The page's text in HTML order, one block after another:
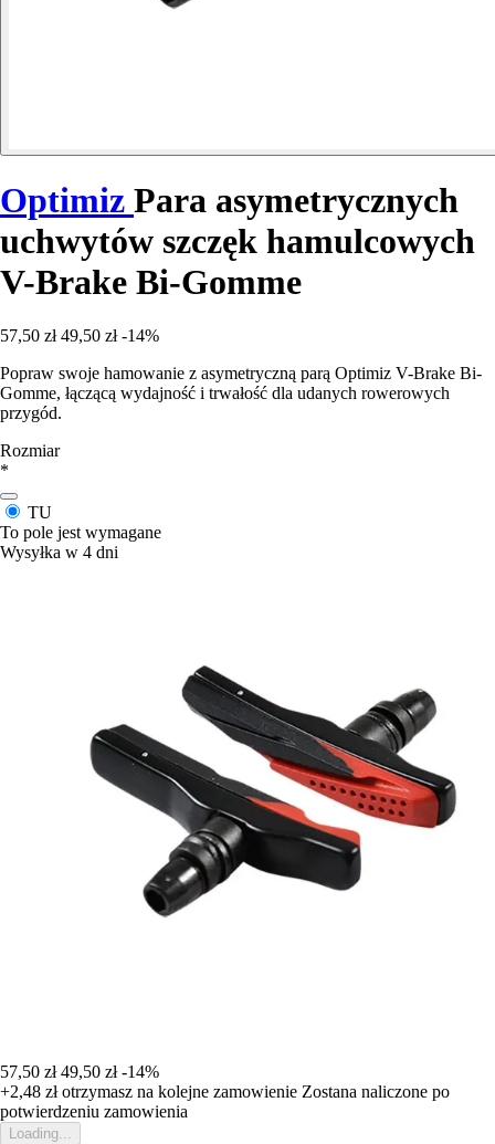
Optimiz Para asymetrycznych
uchwytów szczęk hamulcowych
V-Brake Bi-Gomme
57,50 zł 49,50 zł -14%
Popraw swoje hamowanie z asymetryczną parą Optimiz V-Brake Bi-
Gomme, łączącą wydajność i trwałość dla udanych rowerowych
przygód.
Rozmiar
*
TU
To pole jest wymagane
Wysyłka w 4 dni
57,50 zł 49,50 zł -14%
+2,48 złotrzymasz na kolejne zamowienie Zostana naliczone po
potwierdzeniu zamowienia
Loading...